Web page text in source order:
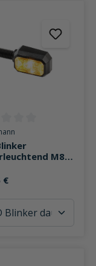
Sternen Bewertung
M8
€